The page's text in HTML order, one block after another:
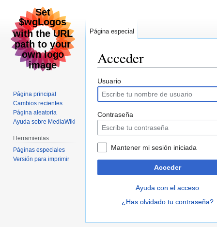
Acceder
Ir
la
navegación
Ir
la
búsqueda
Usuario
Contraseña
Mantener mi sesión iniciada
Acceder
Ayuda con el acceso
¿Has olvidado tu contraseña?
Página especial
Página principal
Cambios recientes
Página aleatoria
Ayuda sobre MediaWiki
Herramientas
Páginas especiales
Versión para imprimir